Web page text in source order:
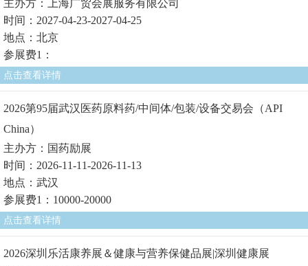
主办方：上海广贸会展服务有限公司
时间：2027-04-23-2027-04-25
地点：北京
参展费1：
点击查看详情
2026第95届武汉医药原料药/中间体/包装/设备交易会（API
China）
主办方：国药励展
时间：2026-11-11-2026-11-13
地点：武汉
参展费1：10000-20000
点击查看详情
2026深圳乐活康养展＆健康与营养保健品展|深圳健康展